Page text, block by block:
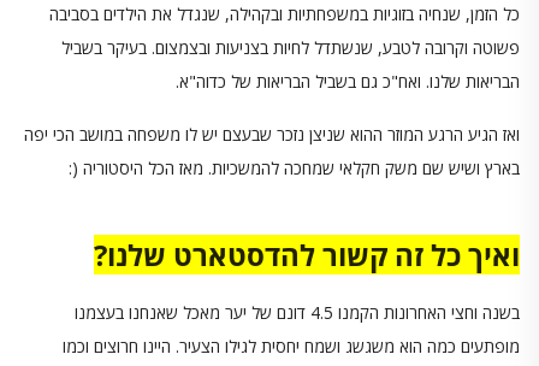
כל הזמן, שנחיה בזוגיות במשפחתיות ובקהילה, שנגדל את הילדים בסביבה
פשוטה וקרובה לטבע, שנשתדל לחיות בצניעות ובצמצום. בעיקר בשביל
הבריאות שלנו. ואח"כ גם בשביל הבריאות של כדוה"א.
ואז הגיע הרגע המוזר ההוא שניצן נזכר שבעצם יש לו משפחה במושב הכי יפה
בארץ ושיש שם משק חקלאי שמחכה להמשכיות. מאז הכל היסטוריה (:
ואיך כל זה קשור להדסטארט שלנו?
בשנה וחצי האחרונות הקמנו 4.5 דונם של יער מאכל שאנחנו בעצמנו
מופתעים כמה הוא משגשג ושמח יחסית לגילו הצעיר. היינו חרוצים וכמו